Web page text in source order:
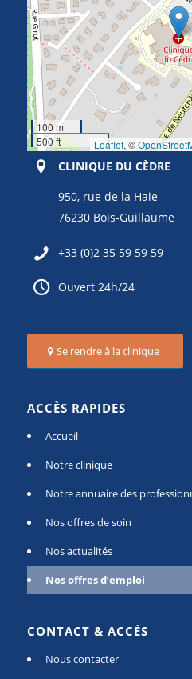
100 m
500 ft
Leaflet, ©
CLINIQUE DU CÈDRE
950, rue de la Haie
76230 Bois-Guillaume
+33 (0)2 35 59 59 59
Ouvert 24h/24
Se rendre à la clinique
ACCÈS RAPIDES
Accueil
Notre clinique
Notre annuaire des
Nos offres de soin
Nos actualités
Nos offres d’emploi
CONTACT & ACCÈS
Nous contacter